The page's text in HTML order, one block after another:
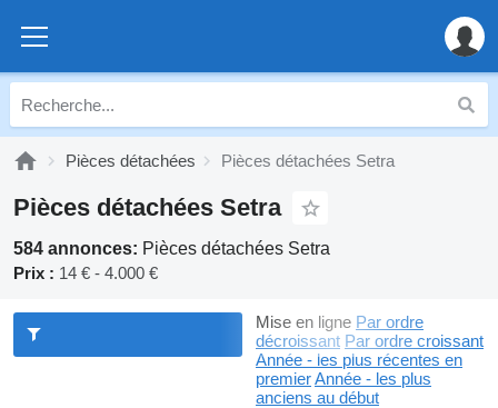
Pièces détachées Pièces détachées Setra
Pièces détachées Setra
584 annonces: Pièces détachées Setra
Prix : 14 € - 4.000 €
Mise en ligne Par ordre
décroissant Par ordre croissant
Année - les plus récentes en
premierAnnée - les plus
anciens au début